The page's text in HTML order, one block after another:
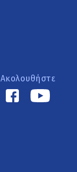
Ακολουθήστε